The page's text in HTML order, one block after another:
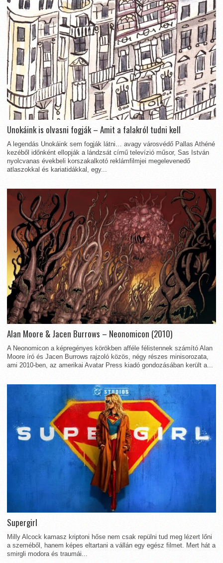
Unokáink is olvasni fogják – Amit a falakról tudni kell
A legendás Unokáink sem fogják látni… avagy városvédő Pallas Athéné
kezéből időnként ellopják a lándzsát című televízió műsor, Sas István
nyolcvanas évekbeli korszakalkotó reklámfilmjei megelevenedő
atlaszokkal és kariatidákkal, egy...
Alan Moore & Jacen Burrows – Neonomicon (2010)
A Neonomicon a képregényes körökben afféle félistennek számító Alan
Moore író és Jacen Burrows rajzoló közös, négy részes minisorozata,
ami 2010-ben, az amerikai Avatar Press kiadó gondozásában került a...
Supergirl
Milly Alcock kamasz kriptoni hőse nem csak repülni tud meg lézert lőni
a szeméből, hanem képes eltartani a vállán egy egész filmet. Mert hát a
smirgli modora és traumái...